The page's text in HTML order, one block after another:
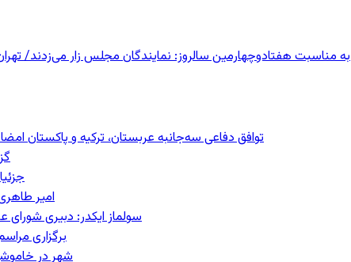
به مناسبت هفتادوچهارمین سالروز: نمایندگان مجلس زار می‌زدند/ تهران در آتش؛ ۳۰ تیر ۱۳۳۱ میدان
توافق دفاعی سه‌جانبه عربستان، ترکیه و پاکستان
امیر
سولماز ایکدر: دبیری شورای
برگزاری
شهر در